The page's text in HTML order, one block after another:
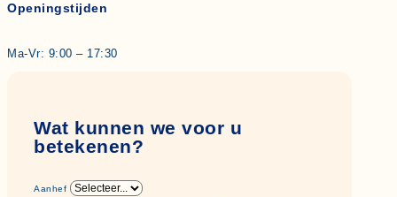
Openingstijden
Ma-Vr: 9:00 – 17:30
Wat kunnen we voor u
betekenen?
Aanhef